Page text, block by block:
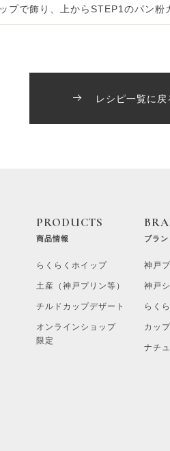
プで飾り、上からSTEP1のパン粉
レシピ一覧に戻
PRODUCTS
商品情報
らくらくホイップ
土産（神戸プリン等）
チルドカップデザート
オンラインショップ
限定
ブラン
神戸
神戸
らく
カッ
ナチ